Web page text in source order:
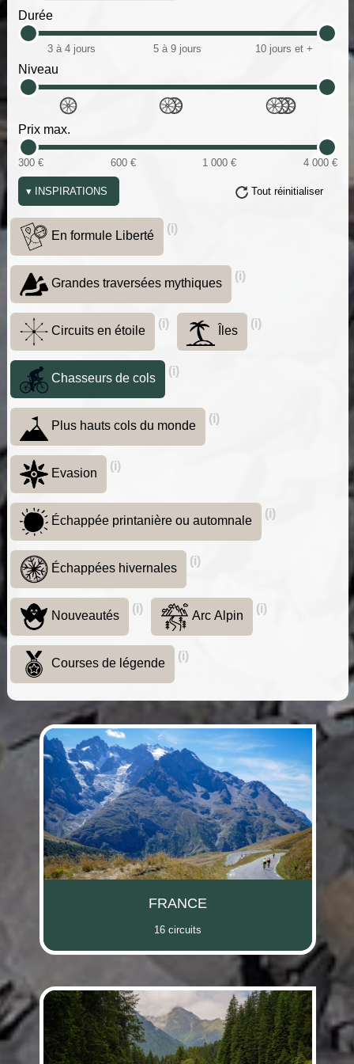
Durée
3 à 4 jours 5 à 9 jours 10 jours et +
Niveau
Prix max.
300 € 600 € 1 000 € 4 000 €
▾ INSPIRATIONS Tout réinitialiser
En formule Liberté
(i)
Grandes traversées mythiques
(i)
Circuits en étoile
(i)
Îles
(i)
Chasseurs de cols
(i)
Plus hauts cols du monde
(i)
Evasion
(i)
Échappée printanière ou automnale
(i)
Échappées hivernales
(i)
Nouveautés
(i)
Arc Alpin
(i)
Courses de légende
(i)
FRANCE
16 circuits